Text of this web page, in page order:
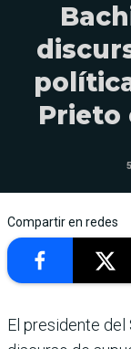
Prieto
Compartir en redes
El presidente del